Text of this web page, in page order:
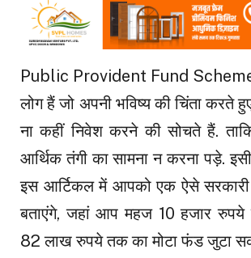
Public Provident Fund
लोग हैं जो अपनी भविष्य की चिंता करते
ना कहीं निवेश करने की सोचते हैं.
आर्थिक तंगी का सामना न करना पड़े.
इस आर्टिकल में आपको एक ऐसे
बताएंगे, जहां आप महज 10 हजार
82 लाख रुपये तक का मोटा फंड जुटा